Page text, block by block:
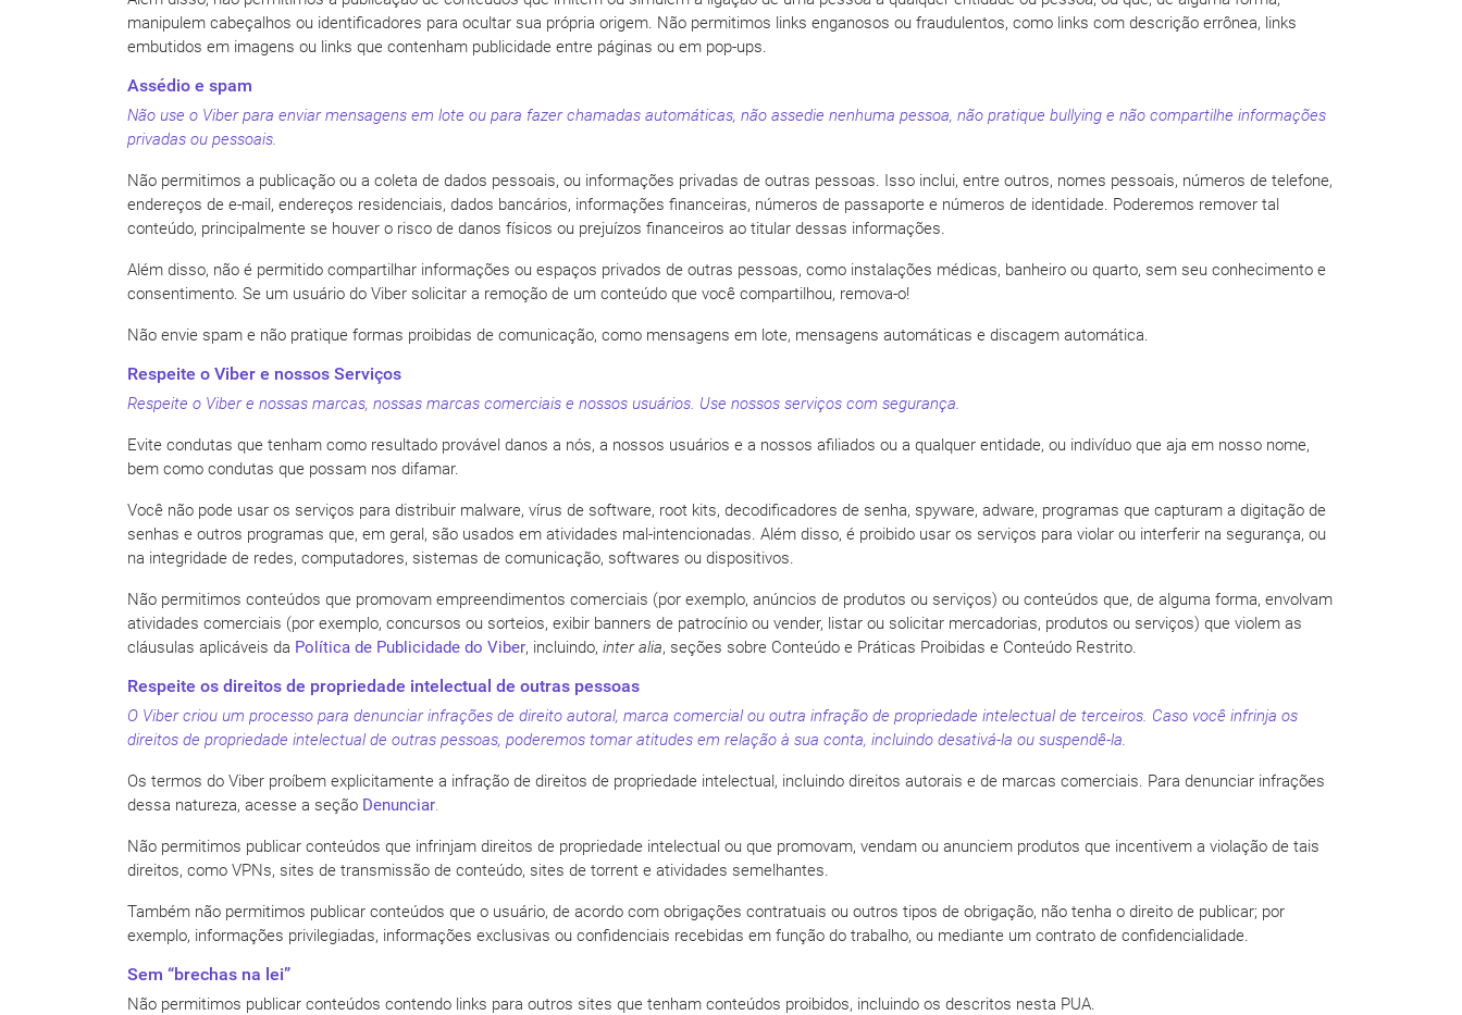
manipulem cabeçalhos ou identificadores para ocultar sua própria origem. Não permitimos links enganosos ou fraudulentos, como links com descrição errônea, links
embutidos em imagens ou links que contenham publicidade entre páginas ou em pop-ups.
Assédio e spam
Não use o Viber para enviar mensagens em lote ou para fazer chamadas automáticas, não assedie nenhuma pessoa, não pratique bullying e não compartilhe informações
privadas ou pessoais.
Não permitimos a publicação ou a coleta de dados pessoais, ou informações privadas de outras pessoas. Isso inclui, entre outros, nomes pessoais, números de telefone,
endereços de e-mail, endereços residenciais, dados bancários, informações financeiras, números de passaporte e números de identidade. Poderemos remover tal
conteúdo, principalmente se houver o risco de danos físicos ou prejuízos financeiros ao titular dessas informações.
Além disso, não é permitido compartilhar informações ou espaços privados de outras pessoas, como instalações médicas, banheiro ou quarto, sem seu conhecimento e
consentimento. Se um usuário do Viber solicitar a remoção de um conteúdo que você compartilhou, remova-o!
Não envie spam e não pratique formas proibidas de comunicação, como mensagens em lote, mensagens automáticas e discagem automática.
Respeite o Viber e nossos Serviços
Respeite o Viber e nossas marcas, nossas marcas comerciais e nossos usuários. Use nossos serviços com segurança.
Evite condutas que tenham como resultado provável danos a nós, a nossos usuários e a nossos afiliados ou a qualquer entidade, ou indivíduo que aja em nosso nome,
bem como condutas que possam nos difamar.
Você não pode usar os serviços para distribuir malware, vírus de software, root kits, decodificadores de senha, spyware, adware, programas que capturam a digitação de
senhas e outros programas que, em geral, são usados em atividades mal-intencionadas. Além disso, é proibido usar os serviços para violar ou interferir na segurança, ou
na integridade de redes, computadores, sistemas de comunicação, softwares ou dispositivos.
Não permitimos conteúdos que promovam empreendimentos comerciais (por exemplo, anúncios de produtos ou serviços) ou conteúdos que, de alguma forma, envolvam
atividades comerciais (por exemplo, concursos ou sorteios, exibir banners de patrocínio ou vender, listar ou solicitar mercadorias, produtos ou serviços) que violem as
cláusulas aplicáveis da Política de Publicidade do Viber, incluindo, inter alia, seções sobre Conteúdo e Práticas Proibidas e Conteúdo Restrito.
Respeite os direitos de propriedade intelectual de outras pessoas
O Viber criou um processo para denunciar infrações de direito autoral, marca comercial ou outra infração de propriedade intelectual de terceiros. Caso você infrinja os
direitos de propriedade intelectual de outras pessoas, poderemos tomar atitudes em relação à sua conta, incluindo desativá-la ou suspendê-la.
Os termos do Viber proíbem explicitamente a infração de direitos de propriedade intelectual, incluindo direitos autorais e de marcas comerciais. Para denunciar infrações
dessa natureza, acesse a seção Denunciar.
Não permitimos publicar conteúdos que infrinjam direitos de propriedade intelectual ou que promovam, vendam ou anunciem produtos que incentivem a violação de tais
direitos, como VPNs, sites de transmissão de conteúdo, sites de torrent e atividades semelhantes.
Também não permitimos publicar conteúdos que o usuário, de acordo com obrigações contratuais ou outros tipos de obrigação, não tenha o direito de publicar; por
exemplo, informações privilegiadas, informações exclusivas ou confidenciais recebidas em função do trabalho, ou mediante um contrato de confidencialidade.
Sem “brechas na lei”
Não permitimos publicar conteúdos contendo links para outros sites que tenham conteúdos proibidos, incluindo os descritos nesta PUA.